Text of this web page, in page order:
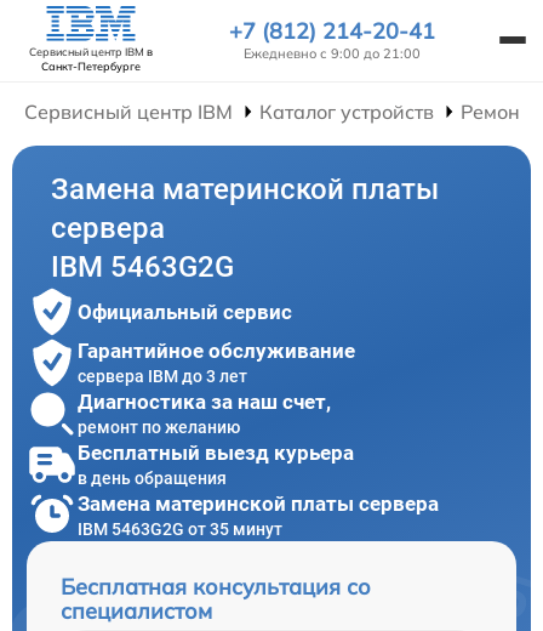
Сервисный центр IBM в
Санкт-Петербурге
+7 (812) 214-20-41
Ежедневно с 9:00 до 21:00
Сервисный центр IBM Каталог устройств Ремонт
Замена материнской платы
сервера
IBM 5463G2G
Официальный сервис
Гарантийное обслуживание
сервера IBM до 3 лет
Диагностика за наш счет,
ремонт по желанию
Бесплатный выезд курьера
в день обращения
Замена материнской платы сервера
IBM 5463G2G от 35 минут
Бесплатная консультация со
специалистом